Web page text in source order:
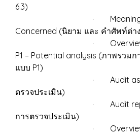
6.3)
· Meaning and
Concerned (นิยาม และ คำศัพท์ต่า
· Overview
P1 – Potential analysis (ภาพรวม
แบบ P1)
· Audit
ตรวจประเมิน)
· Audit report (กา
การตรวจประเมิน)
· Overview